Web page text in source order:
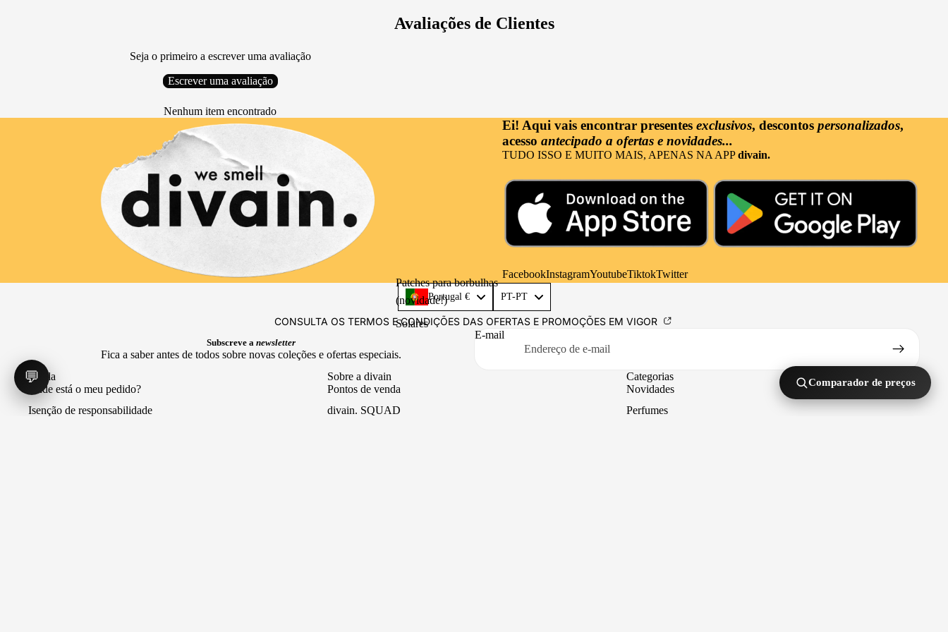
Framboesa
Tuberosa
Casual
Escritório
Patches para borbulhas
(novidade!)
Solares
Cuidado capilar
Cuidado corporal
Avaliações de Clientes
Seja o primeiro a escrever uma avaliação
Escrever uma avaliação
Nenhum item encontrado
Ei! Aqui vais encontrar presentes exclusivos, descontos personalizados,
acesso antecipado a ofertas e novidades...
TUDO ISSO E MUITO MAIS, APENAS NA APPdivain.
FacebookInstagramYoutubeTiktokTwitter
Portugal €
Language
PT-PT
CONSULTA OS TERMOS E CONDIÇÕES DAS OFERTAS E PROMOÇÕES EM VIGOR
Subscreve a newsletter
Fica a saber antes de todos sobre novas coleções e ofertas especiais.
E-mail
Ajuda
Onde está o meu pedido?
Isenção de responsabilidade
Sobre a divain
Pontos de venda
divain. SQUAD
Categorias
Novidades
Perfumes
💬 Comparador de preços